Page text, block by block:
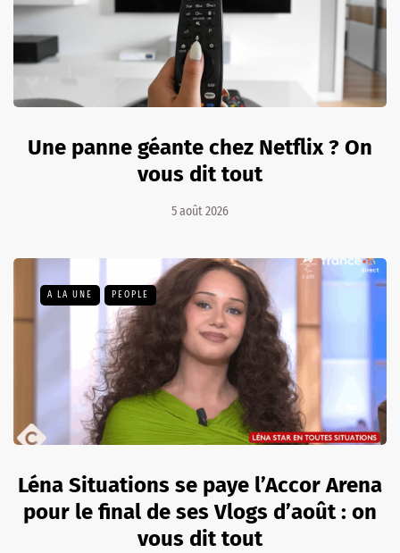
Une panne géante chez Netflix ? On
vous dit tout
5 août 2026
A LA UNE PEOPLE
Léna Situations se paye l’Accor Arena
pour le final de ses Vlogs d’août : on
vous dit tout